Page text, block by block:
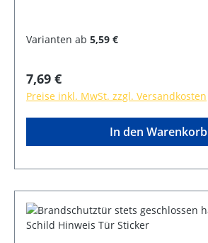
Varianten ab 5,59 €
Regulärer Preis:
7,69 €
Preise inkl. MwSt. zzgl. Versandkosten
In den Warenkorb